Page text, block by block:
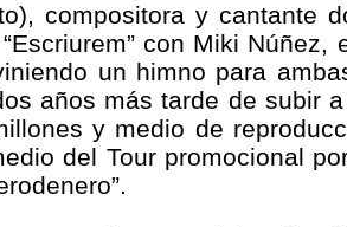
compositora y cantante
con Miki
un himno para
años más tarde de subir
y medio de
del Tour promocional